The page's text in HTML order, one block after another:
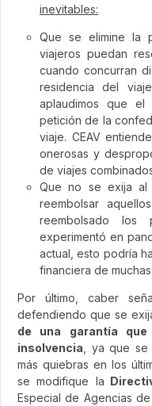
inevitables:
Que se elimine la
viajeros puedan
cuando concurran
residencia del
aplaudimos que
petición de la
viaje. CEAV
onerosas y
de viajes
Que no se exija al
reembolsar
reembolsado
experimentó en
actual, esto podría
financiera de
Por último, caber
defendiendo que se
de una garantía
insolvencia , ya que
más quiebras en los
se modifique la
Especial de Agencias